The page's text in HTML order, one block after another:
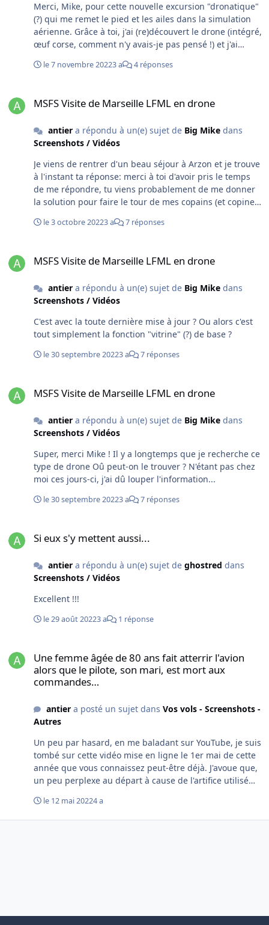
Merci, Mike, pour cette nouvelle excursion "dronatique"
(?) qui me remet le pied et les ailes dans la simulation
aérienne. Grâce à toi, j'ai (re)découvert le drone (intégré,
œuf corse, comment n'y avais-je pas pensé !) et j'ai
à travers la vitrine (un vol à l'étalage, en quelque sorte ;-
depuis de longues années mais que j'avais fini par
pas car il est beaucoup plus complet et plus stable.
J'apprécie particulièrement de pouvoir remplacer, en
vol, la carte assez pourave de MFS2020 par celle,
intégrée en popup, de LittleNavmap, en suivant les
indications données par Simvol Forum .
le 7 novembre 20223 a 4 réponses
MSFS Visite de Marseille LFML en drone
antiera répondu à un(e) sujet de Big Mikedans
Screenshots / Vidéos
Je viens de rentrer d'un beau séjour à Arzon et je trouve
à l'instant ta réponse: merci à toi d'avoir pris le temps
de me répondre, tu viens probablement de me donner
la solution pour faire le tour de mes copains (et copines,
du stationnaire au-dessus de leur maison… histoire de
clavier, mais seulement le numérique ! C'était de fait
le 3 octobre 20223 a 7 réponses
MSFS Visite de Marseille LFML en drone
antiera répondu à un(e) sujet de Big Mikedans
Screenshots / Vidéos
C'est avec la toute dernière mise à jour ? Ou alors c'est
tout simplement la fonction "vitrine" (?) de base ?
le 30 septembre 20223 a 7 réponses
MSFS Visite de Marseille LFML en drone
antiera répondu à un(e) sujet de Big Mikedans
Screenshots / Vidéos
Super, merci Mike ! Il y a longtemps que je recherche ce
type de drone Oû peut-on le trouver ? N'étant pas chez
moi ces jours-ci, j'ai dû louper l'information...
le 30 septembre 20223 a 7 réponses
Si eux s'y mettent aussi...
antiera répondu à un(e) sujet de ghostred dans
Screenshots / Vidéos
Excellent !!!
le 29 août 20223 a 1 réponse
Une femme âgée de 80 ans fait atterrir l'avion
alors que le pilote, son mari, est mort aux
commandes…
antiera posté un sujet dans Vos vols - Screenshots -
Autres
Un peu par hasard, en me baladant sur YouTube, je suis
tombé sur cette vidéo mise en ligne le 1er mai de cette
année que vous connaissez peut-être déjà. J'avoue que,
un peu perplexe au départ à cause de l'artifice utilisé
complètement scotché sur mon siège tellement le
suspens - bien réel - y est extraordinairement et
incapacitation emergency. The John and Helen Collins
le 12 mai 20224 a